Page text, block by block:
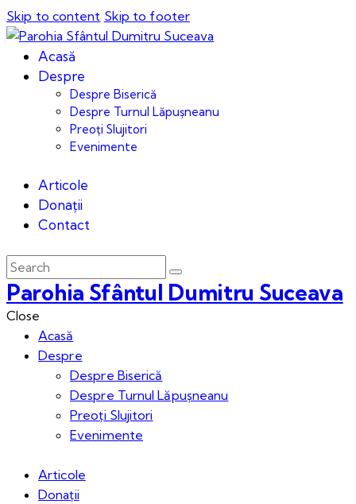
Skip to content Skip to footer
Acasă
Despre
Despre Biserică
Despre Turnul Lăpușneanu
Preoți Slujitori
Evenimente
Articole
Donații
Contact
Parohia Sfântul Dumitru Suceava
Close
Acasă
Despre
Despre Biserică
Despre Turnul Lăpușneanu
Preoți Slujitori
Evenimente
Articole
Donații